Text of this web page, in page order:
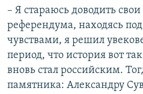
– Я стараюсь доводить
референдума, находясь
чувствами, я решил
период, что история вот
вновь стал российским.
памятника: Александру